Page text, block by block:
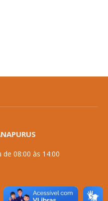
08:00 às 14:00